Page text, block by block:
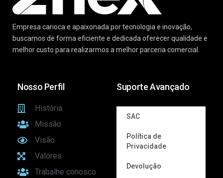
Empresa carioca e apaixonada por tecnologia e inovação,
buscamos de forma eficiente e dedicada oferecer qualidade e
melhor custo para realizarmos a melhor parceria comercial.
Nosso Perfil
História
Missão
Visão
Valores
Trabalhe conosco
Suporte Avançado
SAC
Política de
Privacidade
Devolução